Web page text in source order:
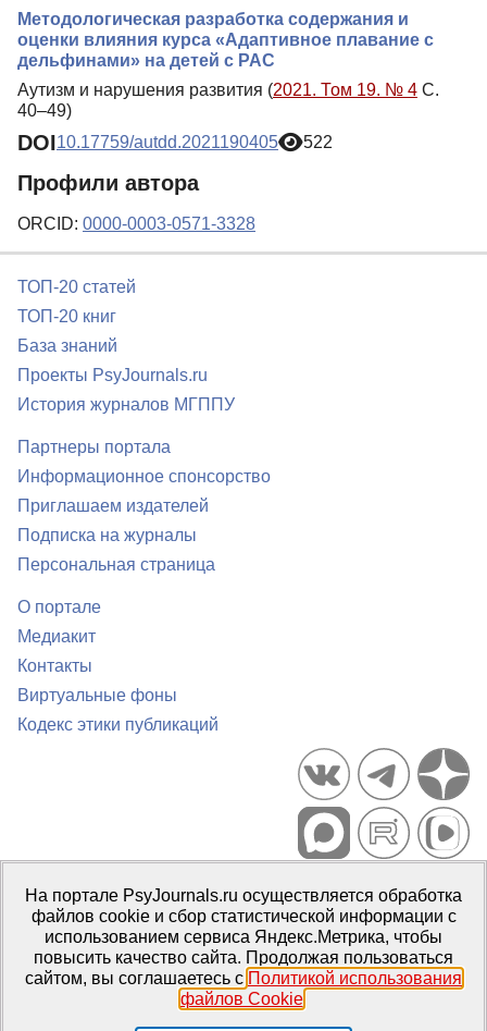
Методологическая разработка содержания и
оценки влияния курса «Адаптивное плавание с
дельфинами» на детей с РАС
Аутизм и нарушения развития (2021. Том 19. № 4 С.
40–49)
DOI10.17759/autdd.2021190405 522
Профили автора
ORCID: 0000-0003-0571-3328
ТОП-20 статей
ТОП-20 книг
База знаний
Проекты PsyJournals.ru
История журналов МГППУ
Партнеры портала
Информационное спонсорство
Приглашаем издателей
Подписка на журналы
Персональная страница
О портале
Медиакит
Контакты
Виртуальные фоны
Кодекс этики публикаций
Портал психологических изданий PsyJournals.ru, 2007–2026
Правила использования материалов
Свидетельство регистрации СМИЭл № ФС77-66447 от 14 июля
2016 г.
Издатель: ФГБОУ ВО МГППУ
На портале PsyJournals.ru осуществляется обработка
файлов cookie и сбор статистической информации с
использованием сервиса Яндекс.Метрика, чтобы
повысить качество сайта. Продолжая пользоваться
сайтом, вы соглашаетесь с Политикой использования
файлов Cookie.